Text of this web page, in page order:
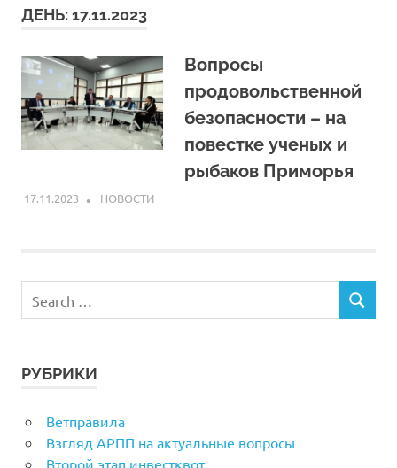
ДЕНЬ:17.11.2023
Вопросы
продовольственной
безопасности – на
повестке ученых и
рыбаков Приморья
17.11.2023 ARPP
НОВОСТИ
РУБРИКИ
Ветправила
Взгляд АРПП на актуальные вопросы
Второй этап инвестквот